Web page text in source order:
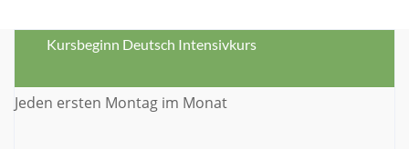
Kursbeginn Deutsch Intensivkurs
Jeden ersten Montag im Monat